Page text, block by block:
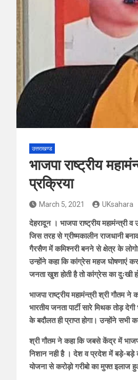
उत्तराखण्ड
भाजपा राष्ट्रीय
प्रक्रिया
March 5, 2021 UKsahara
देहरादून । भाजपा राष्ट्रीय
जिस तरह से ग्रीष्मकालीन राजधानी
गैरसैण में कमिश्नरी बनने से क्षेत्र के लोगो
उन्होंने कहा कि कांग्रेस महज घोषणाएं
जनता खुश होती है तो कांग्रेस का दुःखी
भाजपा राष्ट्रीय महामंन्त्री श्री गौतम
भारतीय जनता पार्टी सारे मिथक तोड़
के बदौलत ही प्राप्त होगा। उन्होंने
श्री गौतम ने कहा कि जबसे केंद्र में
निशान नही है । देश व प्रदेश में बड़े-बड़े
योजना से करोड़ो गरीबो का मुफ्त इलाज